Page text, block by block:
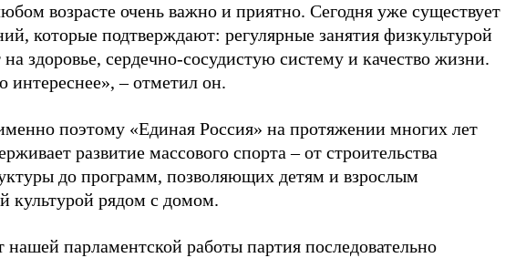
возрасте очень важно и приятно. Сегодня уже существует
которые подтверждают: регулярные занятия физкультурой
здоровье, сердечно-сосудистую систему и качество жизни.
– отметил он.
поэтому «Единая Россия» на протяжении многих лет
развитие массового спорта – от строительства
до программ, позволяющих детям и взрослым
культурой рядом с домом.
нашей парламентской работы партия последовательно